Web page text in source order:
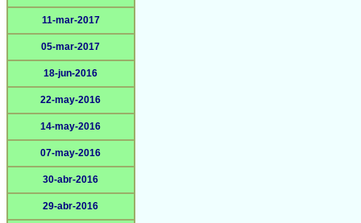
11-mar-2017
05-mar-2017
18-jun-2016
22-may-2016
14-may-2016
07-may-2016
30-abr-2016
29-abr-2016